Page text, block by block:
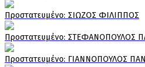
Πρoστατευμένο: ΣΙΩΖΟΣ ΦΙΛΙΠΠΟΣ
Πρoστατευμένο: ΣΤΕΦΑΝΟΠΟΥΛΟΣ
Πρoστατευμένο: ΓΙΑΝΝΟΠΟΥΛΟΣ